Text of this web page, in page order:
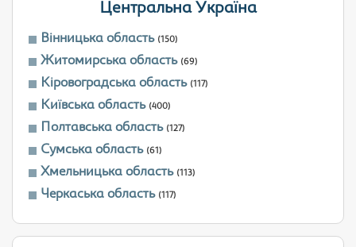
Центральна Україна
Вінницька область (150)
Житомирська область (69)
Кіровоградська область (117)
Київська область (400)
Полтавська область (127)
Сумська область (61)
Хмельницька область (113)
Черкаська область (117)